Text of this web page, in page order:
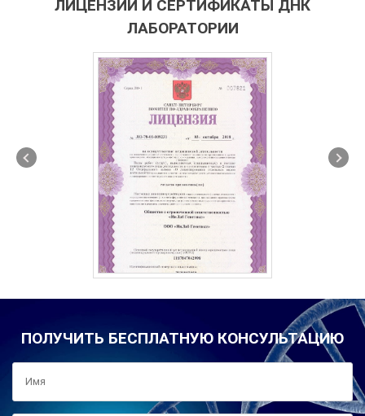
ЛИЦЕНЗИИ И СЕРТИФИКАТЫ ДНК
ЛАБОРАТОРИИ
ПОЛУЧИТЬ БЕСПЛАТНУЮ КОНСУЛЬТАЦИЮ